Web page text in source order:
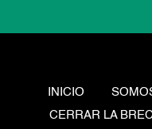
INICIO
CERRAR LA